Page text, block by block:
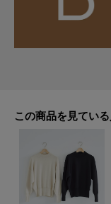
この商品を見てい